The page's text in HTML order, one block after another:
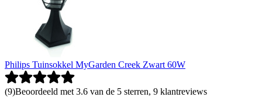
Philips Tuinsokkel MyGarden Creek Zwart 60W
(9)Beoordeeld met 3.6 van de 5 sterren, 9 klantreviews